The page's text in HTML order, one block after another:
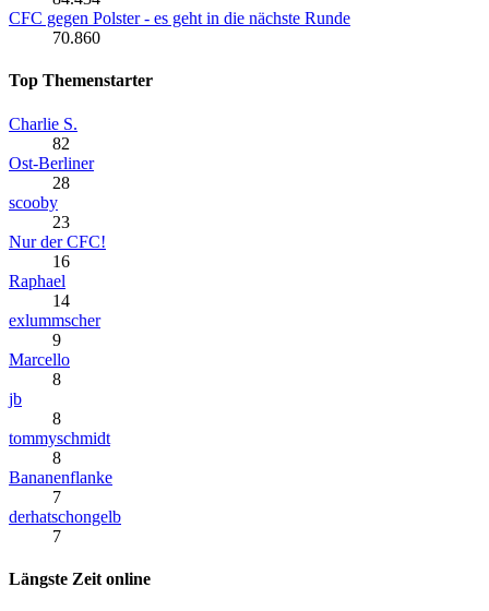
CFC gegen Polster - es geht in die nächste Runde
70.860
Top Themenstarter
Charlie S.
82
Ost-Berliner
28
scooby
23
Nur der CFC!
16
Raphael
14
exlummscher
9
Marcello
8
jb
8
tommyschmidt
8
Bananenflanke
7
derhatschongelb
7
Längste Zeit online